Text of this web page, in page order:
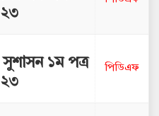
১ম পত্র
পিডিএফ